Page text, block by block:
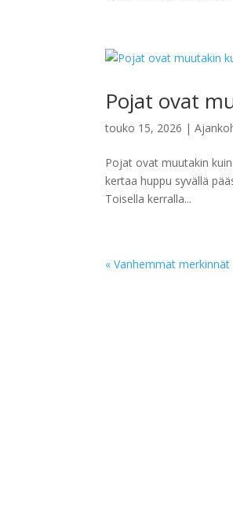
Pojat ovat
touko 15, 2026 |
Pojat ovat muutakin
kertaa huppu syvällä
Toisella kerralla...
« Vanhemmat merkinnät